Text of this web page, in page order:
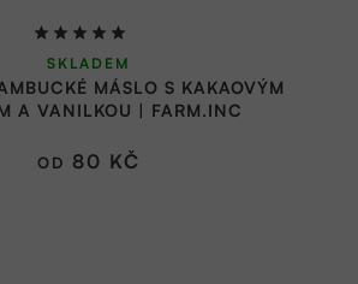
MÁSLO S KAKAOVÝM
A VANILKOU | FARM.INC
Průměrné
hodnocení
produktu
je
SKLADEM
OD 80 KČ